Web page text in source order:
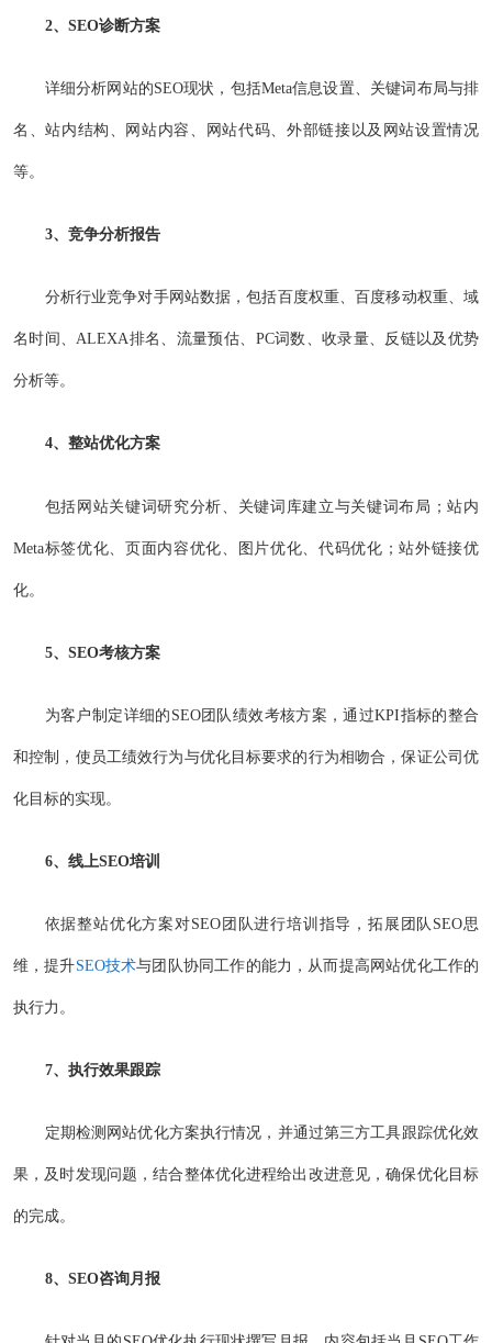
2、SEO诊断方案
详细分析网站的SEO现状，包括Meta信息设置、关键词布局与排
名、站内结构、网站内容、网站代码、外部链接以及网站设置情况
等。
3、竞争分析报告
分析行业竞争对手网站数据，包括百度权重、百度移动权重、域
名时间、ALEXA排名、流量预估、PC词数、收录量、反链以及优势
分析等。
4、整站优化方案
包括网站关键词研究分析、关键词库建立与关键词布局；站内
Meta标签优化、页面内容优化、图片优化、代码优化；站外链接优
化。
5、SEO考核方案
为客户制定详细的SEO团队绩效考核方案，通过KPI指标的整合
和控制，使员工绩效行为与优化目标要求的行为相吻合，保证公司优
化目标的实现。
6、线上SEO培训
依据整站优化方案对SEO团队进行培训指导，拓展团队SEO思
维，提升SEO技术与团队协同工作的能力，从而提高网站优化工作的
执行力。
7、执行效果跟踪
定期检测网站优化方案执行情况，并通过第三方工具跟踪优化效
果，及时发现问题，结合整体优化进程给出改进意见，确保优化目标
的完成。
8、SEO咨询月报